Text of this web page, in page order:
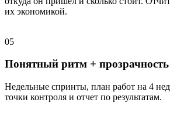
их экономикой.
05
Понятный ритм + прозрачность
Недельные спринты, план работ на 4
точки контроля и отчет по результатам.